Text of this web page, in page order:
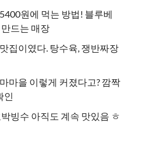
원에 먹는 방법! 블루베
드는 매장
집이였다. 탕수육, 쟁반짜장
마을 이렇게 커졌다고? 깜짝
인
빙수 아직도 계속 맛있음 ㅎ